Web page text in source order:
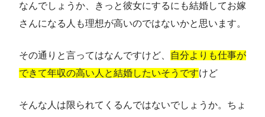
なんでしょうか、きっと彼女にするにも結婚してお嫁
さんになる人も理想が高いのではないかと思います。
その通りと言ってはなんですけど、
自分よりも仕事が
できて年収の高い人と結婚したいそうですけど
そんな人は限られてくるんではないでしょうか。ちょ